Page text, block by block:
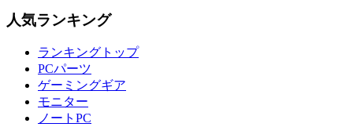
人気ランキング
ランキングトップ
PCパーツ
ゲーミングギア
モニター
ノートPC